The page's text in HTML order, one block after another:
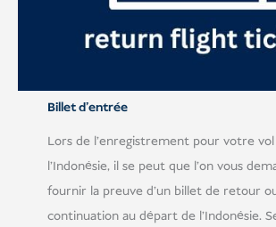
Billet d'entrée
Lors de l'enregistrement pour votre
l'Indonésie, il se peut que l'on vous
fournir la preuve d'un billet de retour
continuation au départ de l'Indonésie.